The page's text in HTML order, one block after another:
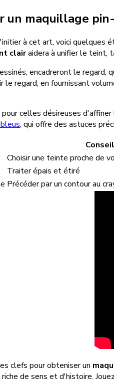
un maquillage
à cet art, voici quelques
clairaidera à unifier le teint,
encadreront le regard,
le regard, en fournissant
celles désireuses
, qui offre des astuces
Conseil
Choisir une teinte proche de
Traiter épais et étiré
Précéder par un contour au
clefs pour obteniser un
de sens et d'histoire.